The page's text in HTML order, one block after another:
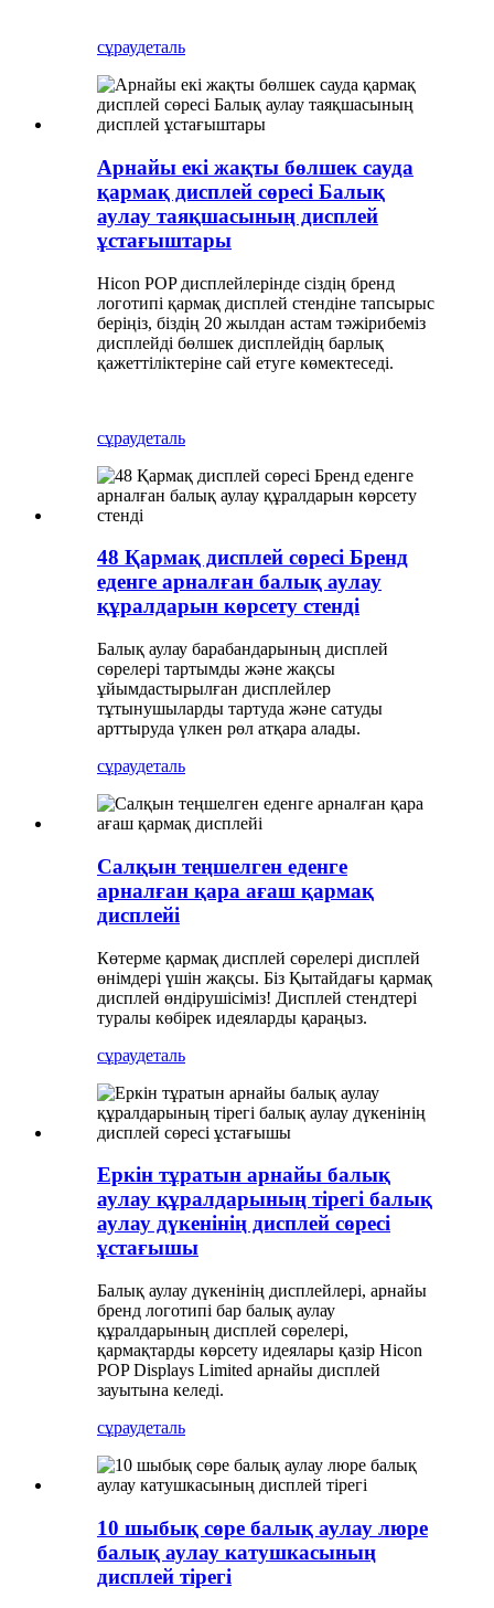
сұраудеталь
Арнайы екі жақты бөлшек сауда
қармақ дисплей сөресі Балық
аулау таяқшасының дисплей
ұстағыштары
Hicon POP дисплейлерінде сіздің бренд
логотипі қармақ дисплей стендіне тапсырыс
беріңіз, біздің 20 жылдан астам тәжірибеміз
дисплейді бөлшек дисплейдің барлық
қажеттіліктеріне сай етуге көмектеседі.
сұраудеталь
48 Қармақ дисплей сөресі Бренд
еденге арналған балық аулау
құралдарын көрсету стенді
Балық аулау барабандарының дисплей
сөрелері тартымды және жақсы
ұйымдастырылған дисплейлер
тұтынушыларды тартуда және сатуды
арттыруда үлкен рөл атқара алады.
сұраудеталь
Салқын теңшелген еденге
арналған қара ағаш қармақ
дисплейі
Көтерме қармақ дисплей сөрелері дисплей
өнімдері үшін жақсы. Біз Қытайдағы қармақ
дисплей өндірушісіміз! Дисплей стендтері
туралы көбірек идеяларды қараңыз.
сұраудеталь
Еркін тұратын арнайы балық
аулау құралдарының тірегі балық
аулау дүкенінің дисплей сөресі
ұстағышы
Балық аулау дүкенінің дисплейлері, арнайы
бренд логотипі бар балық аулау
құралдарының дисплей сөрелері,
қармақтарды көрсету идеялары қазір Hicon
POP Displays Limited арнайы дисплей
зауытына келеді.
сұраудеталь
10 шыбық сөре балық аулау люре
балық аулау катушкасының
дисплей тірегі